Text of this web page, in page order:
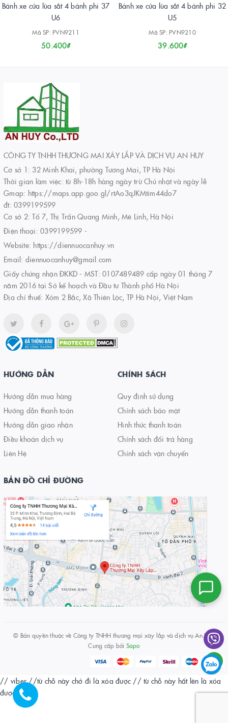
Bánh xe cửa lùa sắt 4 bánh phi 37
U6
Mã SP: PVN9211
50.400₫
Bánh xe cửa lùa sắt 4 bánh phi 32
U5
Mã SP: PVN9210
39.600₫
CÔNG TY TNHH THƯƠNG MẠI XÂY LẮP VÀ DỊCH VỤ AN HUY
Cơ sở 1: 32 Minh Khai, phường Tương Mai, TP Hà Nội
Thời gian làm việc: từ 8h-18h hàng ngày trừ Chủ nhật và ngày lễ
Gmap: https://maps.app.goo.gl/rtAo3qJKMtim44do7
đt: 0399199599
Cơ sở 2: Tổ 7, Thị Trấn Quang Minh, Mê Linh, Hà Nội
Điện thoại: 0399199599 -
Website: https://diennuocanhuy.vn
Email: diennuocanhuy@gmail.com
Giấy chứng nhận ĐKKD - MST: 0107489489 cấp ngày 01 tháng 7
năm 2016 tại Sở kế hoạch và Đầu tư Thành phố Hà Nội
Địa chỉ thuế: Xóm 2 Bắc, Xã Thiên Lộc, TP Hà Nội, Việt Nam
HƯỚNG DẪN
Hướng dẫn mua hàng
Hướng dẫn thanh toán
Hướng dẫn giao nhận
Điều khoản dịch vụ
Liên Hệ
CHÍNH SÁCH
Quy định sử dụng
Chính sách bảo mật
Hình thức thanh toán
Chính sách đổi trả hàng
Chính sách vận chuyển
BẢN ĐỒ CHỈ ĐƯỜNG
© Bản quyền thuộc về Công ty TNHH thương mại xây lắp và dịch vụ An Huy
Cung cấp bởi Sapo
// viber//từ chỗ này chở đi là xóa được // từ chỗ này hất lên là xóa
được